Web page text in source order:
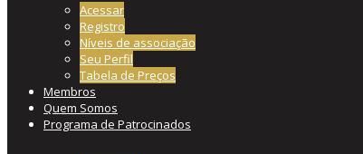
Acessar
Registro
Níveis de associação
Seu Perfil
Tabela de Preços
Membros
Quem Somos
Programa de Patrocinados